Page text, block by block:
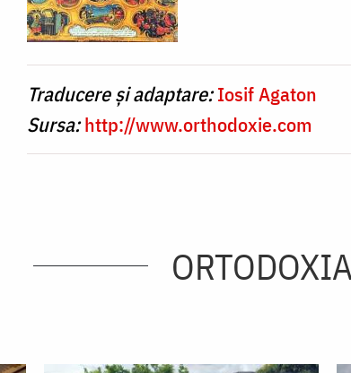
Traducere și adaptare:Iosif Agaton
Sursa:http://www.orthodoxie.com